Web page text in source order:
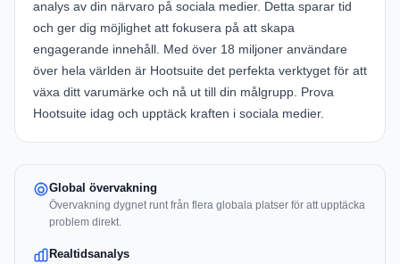
analys av din närvaro på sociala medier. Detta sparar tid
och ger dig möjlighet att fokusera på att skapa
engagerande innehåll. Med över 18 miljoner användare
över hela världen är Hootsuite det perfekta verktyget för att
växa ditt varumärke och nå ut till din målgrupp. Prova
Hootsuite idag och upptäck kraften i sociala medier.
Global övervakning
Övervakning dygnet runt från flera globala platser för att upptäcka
problem direkt.
Realtidsanalys